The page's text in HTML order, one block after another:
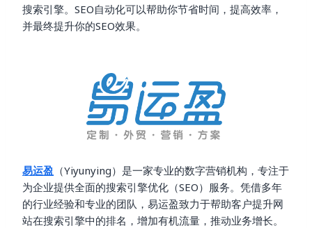
搜索引擎。SEO自动化可以帮助你节省时间，提高效率，
并最终提升你的SEO效果。
易运盈 （Yiyunying）是一家专业的数字营销机构，专注于
为企业提供全面的搜索引擎优化（SEO）服务。凭借多年
的行业经验和专业的团队，易运盈致力于帮助客户提升网
站在搜索引擎中的排名，增加有机流量，推动业务增长。